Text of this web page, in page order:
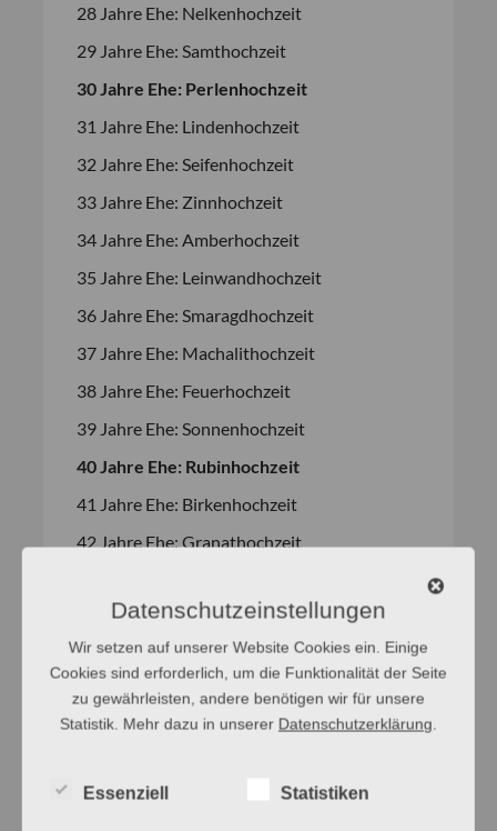
28 Jahre Ehe: Nelkenhochzeit
29 Jahre Ehe: Samthochzeit
30 Jahre Ehe: Perlenhochzeit
31 Jahre Ehe: Lindenhochzeit
32 Jahre Ehe: Seifenhochzeit
33 Jahre Ehe: Zinnhochzeit
34 Jahre Ehe: Amberhochzeit
35 Jahre Ehe: Leinwandhochzeit
36 Jahre Ehe: Smaragdhochzeit
37 Jahre Ehe: Machalithochzeit
38 Jahre Ehe: Feuerhochzeit
39 Jahre Ehe: Sonnenhochzeit
40 Jahre Ehe: Rubinhochzeit
41 Jahre Ehe: Birkenhochzeit
42 Jahre Ehe: Granathochzeit
44 Jahre Ehe: Sternenhochzeit
45 Jahre Ehe: Messinghochzeit
46 Jahre Ehe: Lavendelhochzeit
47 Jahre Ehe: Kaschmirhochzeit
49 Jahre Ehe: Zederne Hochzeit
Datenschutzeinstellungen
Wir setzen auf unserer Website Cookies ein. Einige
Cookies sind erforderlich, um die Funktionalität der Seite
zu gewährleisten, andere benötigen wir für unsere
Statistik. Mehr dazu in unserer Datenschutzerklärung
Essenziell Statistiken